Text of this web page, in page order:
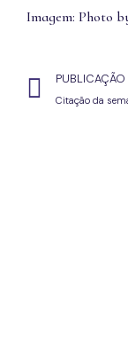
Imagem: Photo
Citação da